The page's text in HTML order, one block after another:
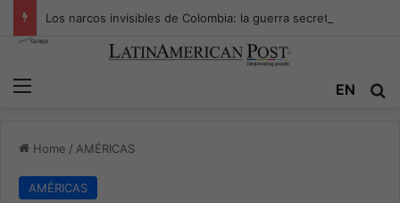
Menu EN
Home / AMÉRICAS
AMÉRICAS